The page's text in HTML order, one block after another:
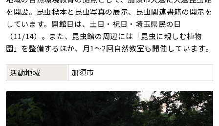
を開設。昆虫標本と昆虫写真の展示、昆虫関連書籍の開示を
しています。開館日は、土日・祝日・埼玉県民の日
（11/14）。また、昆虫館の周辺には「昆虫に親しむ植物
園」を整備するほか、月1～2回自然教室も開催しています。
活動地域 加須市